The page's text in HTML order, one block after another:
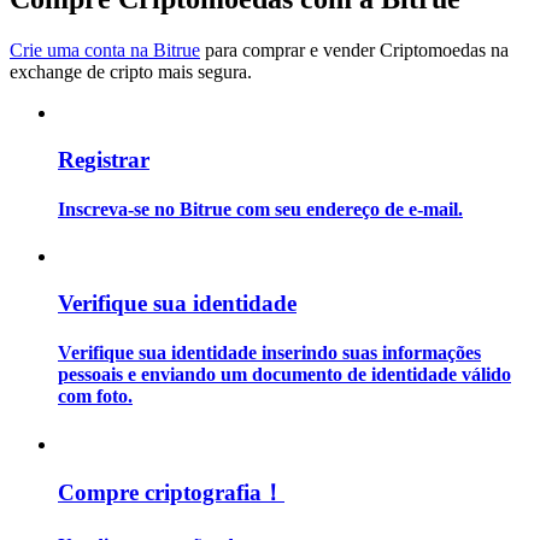
Guia
Aprenda como se manter lucrativo
Crie uma conta na Bitrue para comprar e vender Criptomoedas na
exchange de cripto mais segura.
Registrar
Inscreva-se no Bitrue com seu endereço de e-mail.
Verifique sua identidade
Verifique sua identidade inserindo suas informações
pessoais e enviando um documento de identidade válido
com foto.
Compre criptografia！